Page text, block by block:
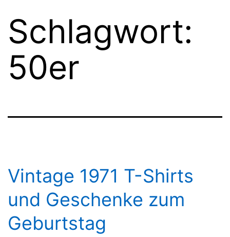
Schlagwort:
50er
Vintage 1971 T-Shirts
und Geschenke zum
Geburtstag